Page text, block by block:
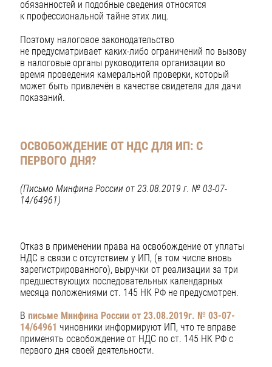
обязанностей и подобные сведения относятся
к профессиональной тайне этих лиц.
Поэтому налоговое законодательство
не предусматривает каких-либо ограничений по вызову
в налоговые органы руководителя организации во
время проведения камеральной проверки, который
может быть привлечён в качестве свидетеля для дачи
показаний.
ОСВОБОЖДЕНИЕ ОТ НДС ДЛЯ ИП: С
ПЕРВОГО ДНЯ?
(Письмо Минфина России от 23.08.2019 г. № 03-07-
14/64961)
Отказ в применении права на освобождение от уплаты
НДС в связи с отсутствием у ИП, (в том числе вновь
зарегистрированного), выручки от реализации за три
предшествующих последовательных календарных
месяца положениями ст. 145 НК РФ не предусмотрен.
В письме Минфина России от 23.08.2019г. № 03-07-
14/64961 чиновники информируют ИП, что те вправе
применять освобождение от НДС по ст. 145 НК РФ с
первого дня своей деятельности.